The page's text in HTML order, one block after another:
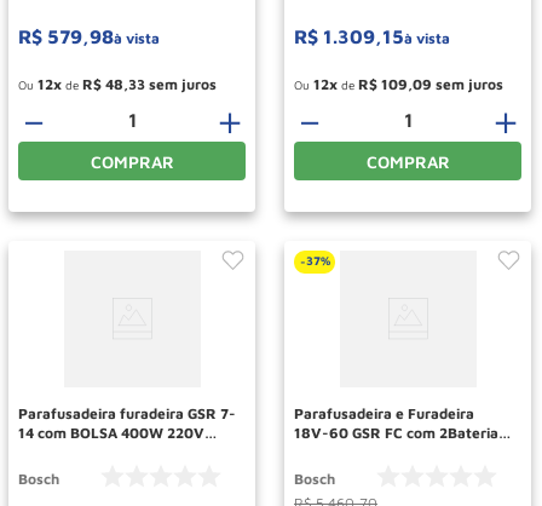
R$ 579,98à vista
Ou 12 de R$ 48 33
＋
－
COMPRAR
R$ 1.309,15à vista
Ou 12 de R$ 109 09
＋
－
COMPRAR
Parafusadeira furadeira GSR 7-
14 com BOLSA 400W 220V
Bosch
-37%
Parafusadeira e Furadeira
18V-60 GSR FC com 2Baterias
Bosch